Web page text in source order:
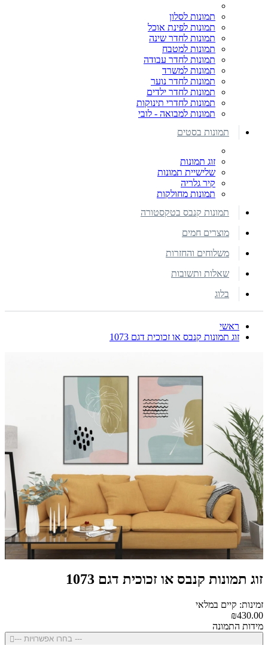
תמונות לסלון
תמונות לפינת אוכל
תמונות לחדר שינה
תמונות למטבח
תמונות לחדר עבודה
תמונות למשרד
תמונות לחדר נוער
תמונות לחדר ילדים
תמונות לחדרי תינוקות
תמונות למבואה - לובי
תמונות בסטים
זוג תמונות
שלישיית תמונות
קיר גלריה
תמונות מחולקות
תמונות קנבס בטקסטורה
מוצרים חמים
משלוחים והחזרות
שאלות ותשובות
בלוג
ראשי
זוג תמונות קנבס או זכוכית דגם 1073
זוג תמונות קנבס או זכוכית דגם 1073
זמינות: קיים במלאי
₪430.00
מידות התמונה
--- בחרו אפשרויות ---